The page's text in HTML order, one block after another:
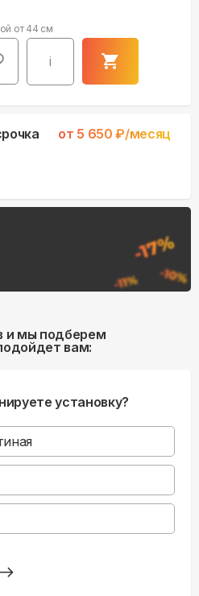
от 44 см
i
от 5 650 ₽/месяц
и мы подберем
вам:
установку?